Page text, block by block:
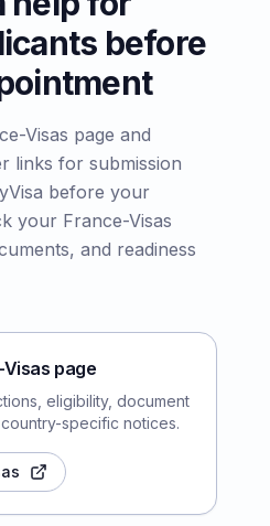
before
Visas page and
links for submission
before your
your France-Visas
and readiness
page
eligibility, document
specific notices.